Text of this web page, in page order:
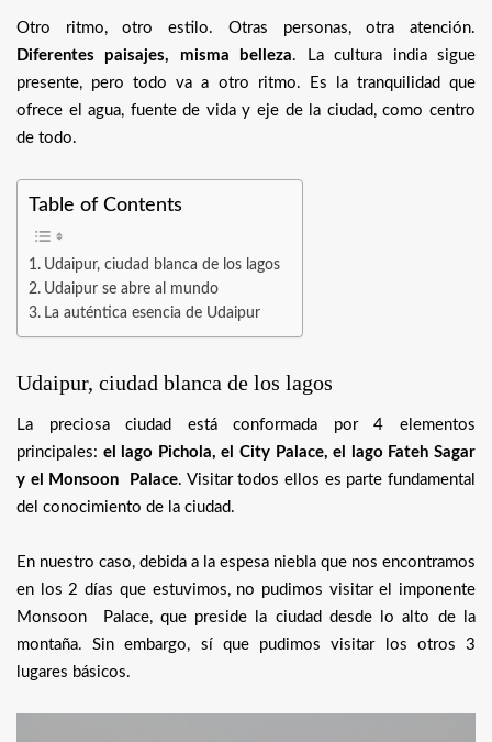
Otro ritmo, otro estilo. Otras personas, otra atención.
Diferentes paisajes, misma belleza. La cultura india sigue
presente, pero todo va a otro ritmo. Es la tranquilidad que
ofrece el agua, fuente de vida y eje de la ciudad, como centro
de todo.
Table of Contents
Udaipur, ciudad blanca de los lagos
Udaipur se abre al mundo
La auténtica esencia de Udaipur
Udaipur, ciudad blanca de los lagos
La preciosa ciudad está conformada por 4 elementos
principales: el lago Pichola, el City Palace, el lago Fateh Sagar
y el Monsoon Palace. Visitar todos ellos es parte fundamental
del conocimiento de la ciudad.
En nuestro caso, debida a la espesa niebla que nos encontramos
en los 2 días que estuvimos, no pudimos visitar el imponente
Monsoon Palace, que preside la ciudad desde lo alto de la
montaña. Sin embargo, sí que pudimos visitar los otros 3
lugares básicos.